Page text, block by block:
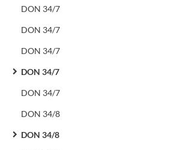
DON 34/7
DON 34/7
DON 34/7
DON 34/7
DON 34/7
DON 34/8
DON 34/8